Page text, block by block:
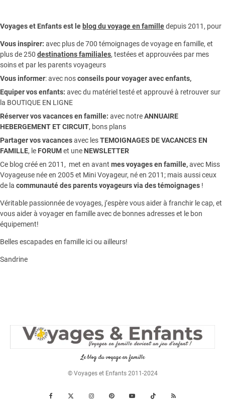
Voyages et Enfants est le blog du voyage en familledepuis 2011, pour
Vous inspirer: avec plus de 700 témoignages devoyage en famille, et
plus de 250 destinations familiales, testées et approuvées par mes
soins et par les parents voyageurs
Vous informer:avec nosconseils pour voyager avec enfants,
Equiper vos enfants: avec du matériel testé et approuvé à retrouver sur
la BOUTIQUE EN LIGNE
Réserver vos vacances en famille: avec notreANNUAIRE
HEBERGEMENT ET CIRCUIT, bons plans
Partager vos vacancesavec lesTEMOIGNAGES DE VACANCES EN
FAMILLE, le FORUMet une NEWSLETTER
Ce blog créé en 2011, met en avant mes voyages en famille,avec Miss
Voyageuse née en 2005 et Mini Voyageur, né en 2011; mais aussi ceux
de la communauté des parents voyageurs via des témoignages !
Véritable passionnée de voyages, j’espère vous aider à franchir le cap, et
vous aider à voyager en famille avec de bonnes adresses et le bon
équipement!
Belles escapades en famille ici ou ailleurs!
Sandrine
Le blog du voyage en famille
© Voyages et Enfants 2011-2024